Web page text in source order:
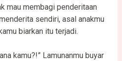
mau membagi penderitaan
sendiri, asal anakmu
biarkan itu terjadi.
Lamunanmu buyar